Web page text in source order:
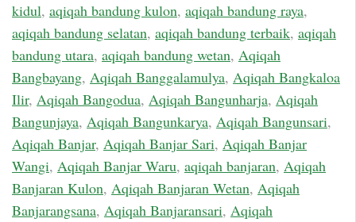
kidul, aqiqah bandung kulon, aqiqah bandung raya,
aqiqah bandung selatan, aqiqah bandung terbaik, aqiqah
bandung utara, aqiqah bandung wetan, Aqiqah
Bangbayang, Aqiqah Banggalamulya, Aqiqah Bangkaloa
Ilir, Aqiqah Bangodua, Aqiqah Bangunharja, Aqiqah
Bangunjaya, Aqiqah Bangunkarya, Aqiqah Bangunsari,
Aqiqah Banjar, Aqiqah Banjar Sari, Aqiqah Banjar
Wangi, Aqiqah Banjar Waru, aqiqah banjaran, Aqiqah
Banjaran Kulon, Aqiqah Banjaran Wetan, Aqiqah
Banjarangsana, Aqiqah Banjaransari, Aqiqah